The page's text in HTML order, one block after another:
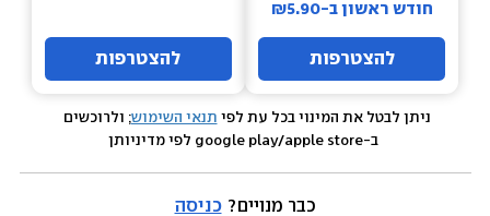
חודש ראשון ב-₪5.90
להצטרפות להצטרפות
ניתן לבטל את המינוי בכל עת לפי תנאי השימוש; ולרוכשים
כבר מנויים? כניסה